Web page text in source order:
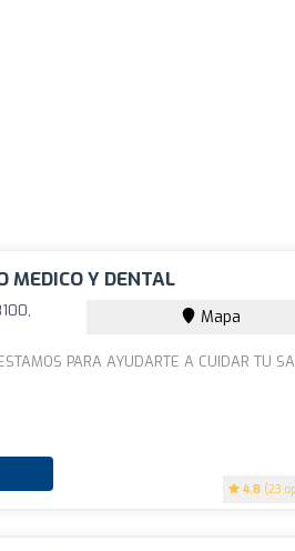
MEDICO Y DENTAL
4.8 (23
Mapa
PARA AYUDARTE A CUIDAR TU